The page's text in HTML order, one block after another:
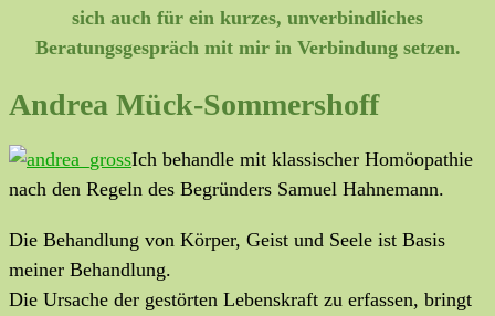
sich auch für ein kurzes, unverbindliches
Beratungsgespräch mit mir in Verbindung setzen.
Andrea Mück-Sommershoff
Ich behandle mit klassischer Homöopathie
nach den Regeln des Begründers Samuel Hahnemann.
Die Behandlung von Körper, Geist und Seele ist Basis
meiner Behandlung.
Die Ursache der gestörten Lebenskraft zu erfassen, bringt